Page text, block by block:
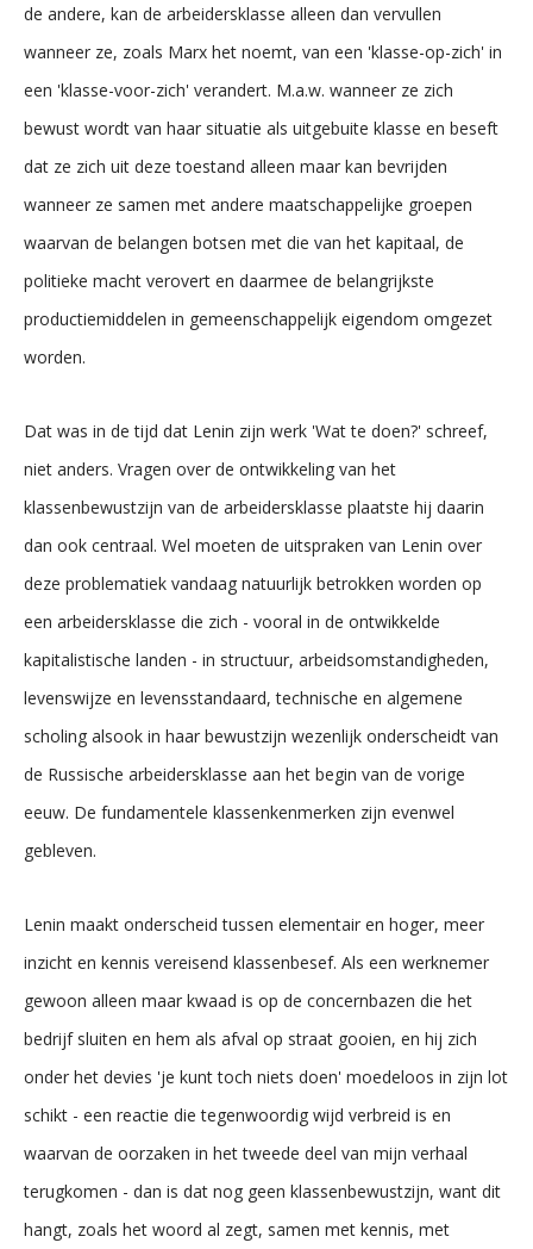
de andere, kan de arbeidersklasse alleen dan vervullen
wanneer ze, zoals Marx het noemt, van een 'klasse-op-zich' in
een 'klasse-voor-zich' verandert. M.a.w. wanneer ze zich
bewust wordt van haar situatie als uitgebuite klasse en beseft
dat ze zich uit deze toestand alleen maar kan bevrijden
wanneer ze samen met andere maatschappelijke groepen
waarvan de belangen botsen met die van het kapitaal, de
politieke macht verovert en daarmee de belangrijkste
productiemiddelen in gemeenschappelijk eigendom omgezet
worden.
Dat was in de tijd dat Lenin zijn werk 'Wat te doen?' schreef,
niet anders. Vragen over de ontwikkeling van het
klassenbewustzijn van de arbeidersklasse plaatste hij daarin
dan ook centraal. Wel moeten de uitspraken van Lenin over
deze problematiek vandaag natuurlijk betrokken worden op
een arbeidersklasse die zich - vooral in de ontwikkelde
kapitalistische landen - in structuur, arbeidsomstandigheden,
levenswijze en levensstandaard, technische en algemene
scholing alsook in haar bewustzijn wezenlijk onderscheidt van
de Russische arbeidersklasse aan het begin van de vorige
eeuw. De fundamentele klassenkenmerken zijn evenwel
gebleven.
Lenin maakt onderscheid tussen elementair en hoger, meer
inzicht en kennis vereisend klassenbesef. Als een werknemer
gewoon alleen maar kwaad is op de concernbazen die het
bedrijf sluiten en hem als afval op straat gooien, en hij zich
onder het devies 'je kunt toch niets doen' moedeloos in zijn lot
schikt - een reactie die tegenwoordig wijd verbreid is en
waarvan de oorzaken in het tweede deel van mijn verhaal
terugkomen - dan is dat nog geen klassenbewustzijn, want dit
hangt, zoals het woord al zegt, samen met kennis, met